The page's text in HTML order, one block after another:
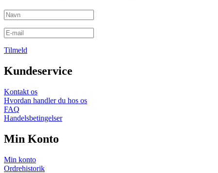
Tilmeld
Kundeservice
Kontakt os
Hvordan handler du hos os
FAQ
Handelsbetingelser
Min Konto
Min konto
Ordrehistorik